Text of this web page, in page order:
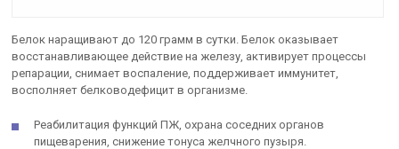
Белок наращивают до 120 грамм в сутки. Белок оказывает
восстанавливающее действие на железу, активирует процессы
репарации, снимает воспаление, поддерживает иммунитет,
восполняет белководефицит в организме.
Реабилитация функций ПЖ, охрана соседних органов
пищеварения, снижение тонуса желчного пузыря.